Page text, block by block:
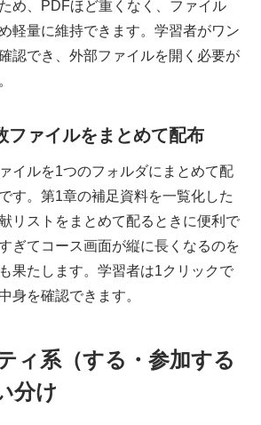
め、PDFほど重くなく、ファイル
軽量に維持できます。学習者がワン
認でき、外部ファイルを開く必要が
ファイルをまとめて配布
イルを1つのフォルダにまとめて配
す。第1章の補足資料を一覧化した
リストをまとめて配るときに便利で
ぎてコース画面が縦に長くなるのを
果たします。学習者は1クリックで
身を確認できます。
ィ系（する・参加する
分け